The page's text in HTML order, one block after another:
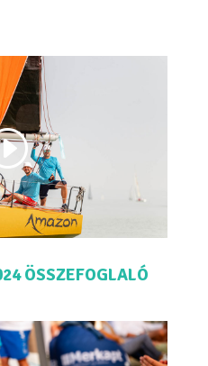
ÖSSZEFOGLALÓ